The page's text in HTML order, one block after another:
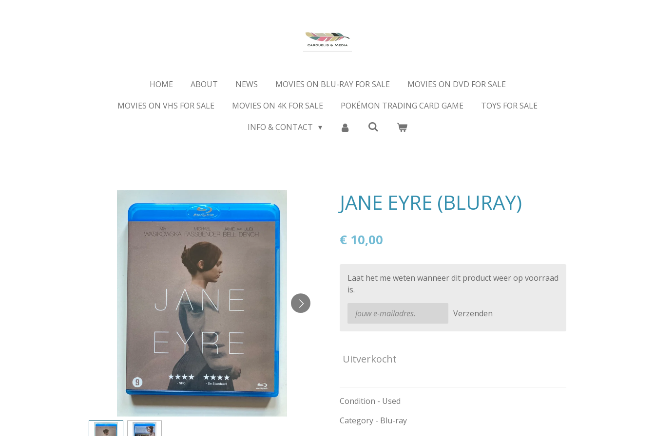
HOME ABOUT NEWS MOVIES ON BLU-RAY FOR SALE
MOVIES ON DVD FOR SALE
MOVIES ON VHS FOR SALE
MOVIES ON 4K FOR SALE POKÉMON TRADING CARD GAME
TOYS FOR SALE
INFO & CONTACT
JANE EYRE (BLURAY)
€ 10,00
Laat het me weten wanneer dit product weer op voorraad
is.
Verzenden
Uitverkocht
Condition - Used
Category - Blu-ray